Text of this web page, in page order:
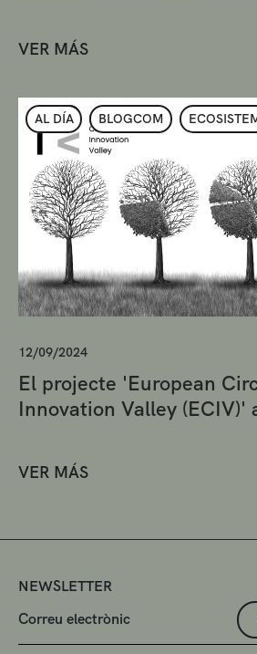
VER MÁS
AL DÍA BLOGCOM
12/09/2024
El projecte 'European
Innovation Valley (ECIV)'
VER MÁS
NEWSLETTER